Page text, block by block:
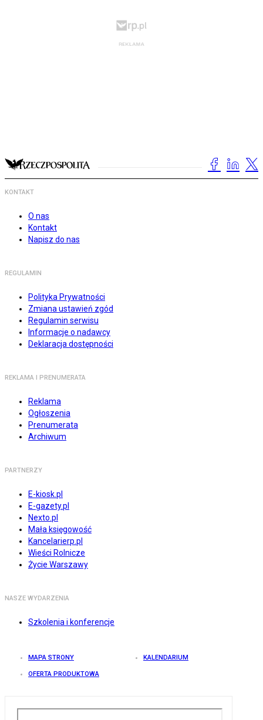
KONTAKT
O nas
Kontakt
Napisz do nas
REGULAMIN
Polityka Prywatności
Zmiana ustawień zgód
Regulamin serwisu
Informacje o nadawcy
Deklaracja dostępności
REKLAMA I PRENUMERATA
Reklama
Ogłoszenia
Prenumerata
Archiwum
PARTNERZY
E-kiosk.pl
E-gazety.pl
Nexto.pl
Mała księgowość
Kancelarierp.pl
Wieści Rolnicze
Życie Warszawy
NASZE WYDARZENIA
Szkolenia i konferencje
MAPA STRONY KALENDARIUM
OFERTA PRODUKTOWA